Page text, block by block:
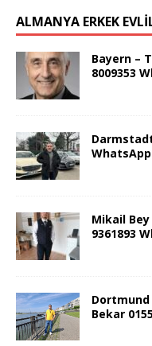
ALMANYA ERKEK
Bayern –
8009353
Darmstadt
WhatsApp
Mikail Bey
9361893
Dortmund
Bekar